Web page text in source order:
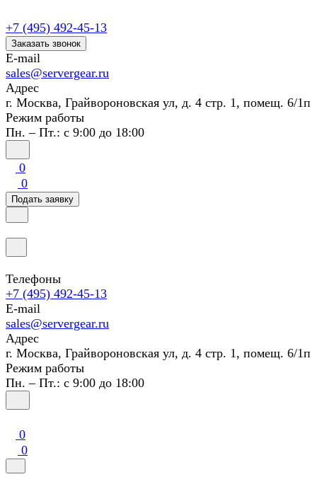
+7 (495) 492-45-13
Заказать звонок
E-mail
sales@servergear.ru
Адрес
г. Москва, Грайвороновская ул, д. 4 стр. 1, помещ. 6/1п
Режим работы
Пн. – Пт.: с 9:00 до 18:00
0
0
Подать заявку
Телефоны
+7 (495) 492-45-13
E-mail
sales@servergear.ru
Адрес
г. Москва, Грайвороновская ул, д. 4 стр. 1, помещ. 6/1п
Режим работы
Пн. – Пт.: с 9:00 до 18:00
0
0